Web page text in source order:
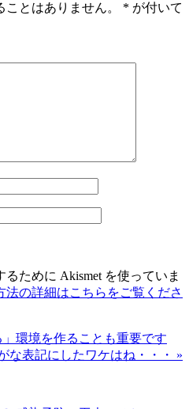
とはありません。 * が付いて
ために Akismet を使っていま
法の詳細はこちらをご覧くださ
環境を作ることも重要です
な表記にしたワケはね・・・ »